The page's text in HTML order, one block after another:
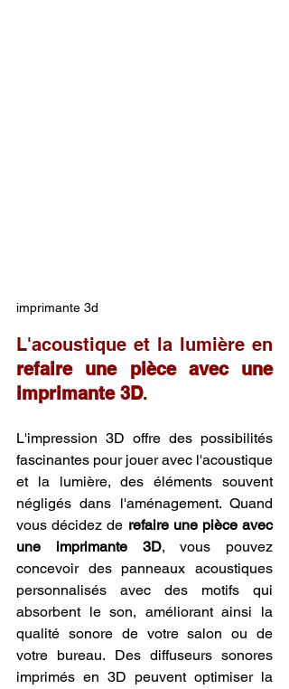
imprimante 3d
refaire une pièce avec une
imprimante 3D.
L'impression 3D offre des possibilités
fascinantes pour jouer avec l'acoustique
et la lumière, des éléments souvent
négligés dans l'aménagement. Quand
vous décidez de refaire une pièce avec
une imprimante 3D, vous pouvez
concevoir des panneaux acoustiques
personnalisés avec des motifs qui
absorbent le son, améliorant ainsi la
qualité sonore de votre salon ou de
votre bureau. Des diffuseurs sonores
imprimés en 3D peuvent optimiser la